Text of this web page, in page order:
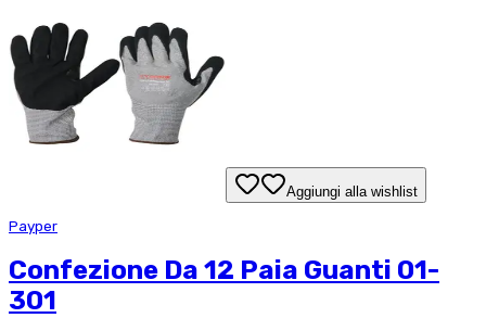
Aggiungi alla wishlist
Payper
Confezione Da 12 Paia Guanti 01-
301